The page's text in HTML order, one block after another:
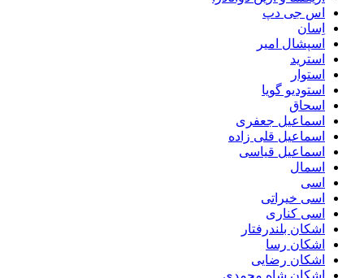
اس جی دپ
اِسان
اسپشال امیر
استرید
استوار
استودیو گویا
اسحاق
اسماعیل جعفری
اسماعیل قلی زاده
اسماعیل قیاسی
اسمال
اسی
اسی خیراتی
اسی کناری
اشکان بلندرفتار
اشکان رسا
اشکان رضایی